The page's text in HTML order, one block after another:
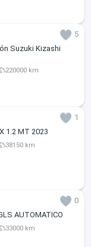
5
Suzuki Kizashi
220000 km
1
SUZUKI DZIRE GLX 1.2 MT 2023
38150 km
0
AUTOMATICO
33000 km